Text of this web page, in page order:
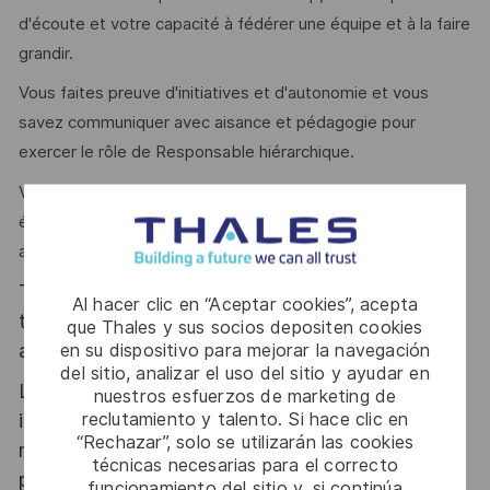
Al hacer clic en “Aceptar cookies”, acepta
que Thales y sus socios depositen cookies
en su dispositivo para mejorar la navegación
del sitio, analizar el uso del sitio y ayudar en
nuestros esfuerzos de marketing de
reclutamiento y talento. Si hace clic en
“Rechazar”, solo se utilizarán las cookies
técnicas necesarias para el correcto
d'écoute et votre capacité à fédérer une équipe et à la faire
grandir.
Vous faites preuve d'initiatives et d'autonomie et vous
savez communiquer avec aisance et pédagogie pour
exercer le rôle de Responsable hiérarchique.
Votre expertise métier vous permet d'accompagner votre
équipe dans les développements de matériels complexes
avec agilité et en étant force de proposition.
Thales, entreprise Handi-Engagée, reconnait
tous les talents. La diversité est notre meilleur
atout. Postulez et rejoignez nous !
Le poste pouvant nécessiter d'accéder à des
informations relevant du secret de la défense
nationale, la personne retenue fera l'objet d'une
procédure d’habilitation, conformément aux